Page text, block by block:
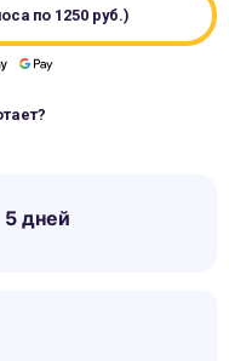
по 1250 руб.)
5 дней